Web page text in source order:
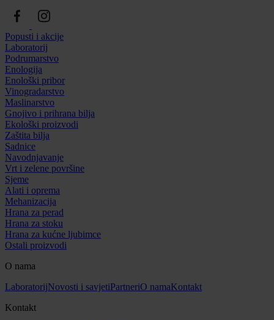
Popusti i akcije
Laboratorij
Podrumarstvo
Enologija
Enološki pribor
Vinogradarstvo
Maslinarstvo
Gnojivo i prihrana bilja
Ekološki proizvodi
Zaštita bilja
Sadnice
Navodnjavanje
Vrt i zelene površine
Sjeme
Alati i oprema
Mehanizacija
Hrana za perad
Hrana za stoku
Hrana za kućne ljubimce
Ostali proizvodi
O nama
LaboratorijNovosti i savjetiPartneriO namaKontakt
Kontakt